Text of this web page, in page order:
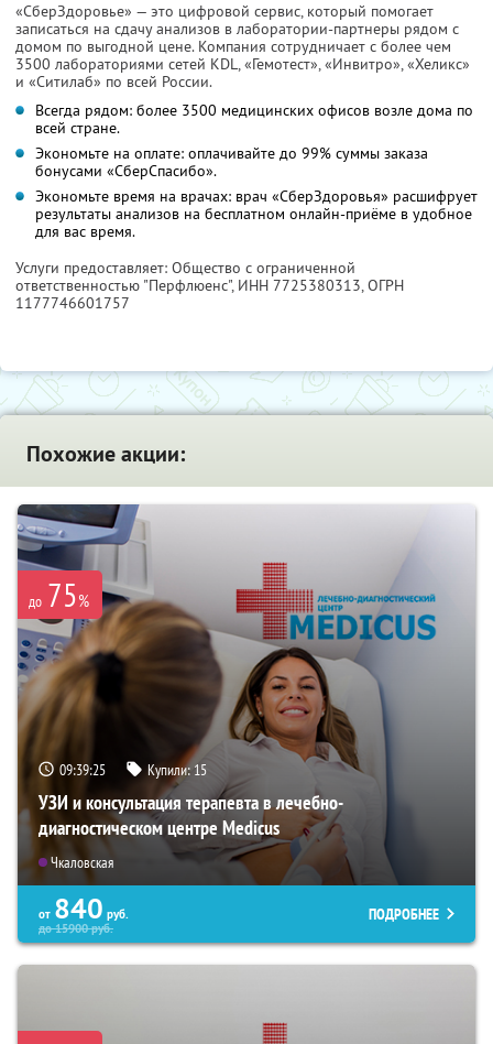
«СберЗдоровье» — это цифровой сервис, который помогает
записаться на сдачу анализов в лаборатории-партнеры рядом с
домом по выгодной цене. Компания сотрудничает с более чем
3500 лабораториями сетей KDL, «Гемотест», «Инвитро», «Хеликс»
и «Ситилаб» по всей России.
Всегда рядом: более 3500 медицинских офисов возле дома по
всей стране.
Экономьте на оплате: оплачивайте до 99% суммы заказа
бонусами «СберСпасибо».
Экономьте время на врачах: врач «СберЗдоровья» расшифрует
результаты анализов на бесплатном онлайн-приёме в удобное
для вас время.
Услуги предоставляет: Общество с ограниченной
ответственностью "Перфлюенс", ИНН 7725380313, ОГРН
1177746601757
Похожие акции:
до 75%
09:39:25 Купили: 15
УЗИ и консультация терапевта в лечебно-
диагностическом центре Medicus
Чкаловская
от 840 руб.
до15900руб.
ПОДРОБНЕЕ